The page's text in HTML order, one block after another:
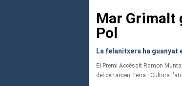
Mar Grimalt
Pol
La felanitxera ha guanyat
El Premi Accèssit Ramon
del certamen Terra i Cultura